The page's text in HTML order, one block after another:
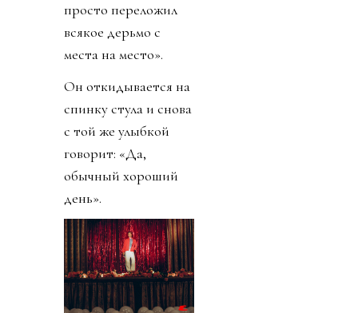
просто переложил
всякое дерьмо с
места на место».
Он откидывается на
спинку стула и снова
с той же улыбкой
говорит: «Да,
обычный хороший
день».